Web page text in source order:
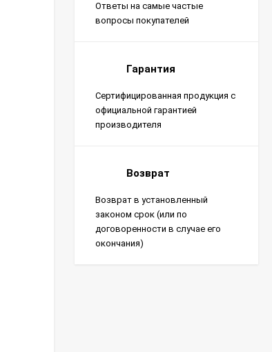
Ответы на самые частые
вопросы покупателей
Гарантия
Сертифицированная продукция с
официальной гарантией
производителя
Возврат
Возврат в установленный
законом срок (или по
договоренности в случае его
окончания)